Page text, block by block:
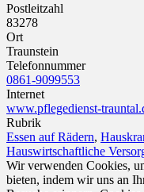
Postleitzahl
83278
Ort
Traunstein
Telefonnummer
0861-9099553
Internet
www.pflegedienst-
Rubrik
Essen auf Rädern,
Hauswirtschaftliche
Wir verwenden Cookies,
bieten, indem wir uns an